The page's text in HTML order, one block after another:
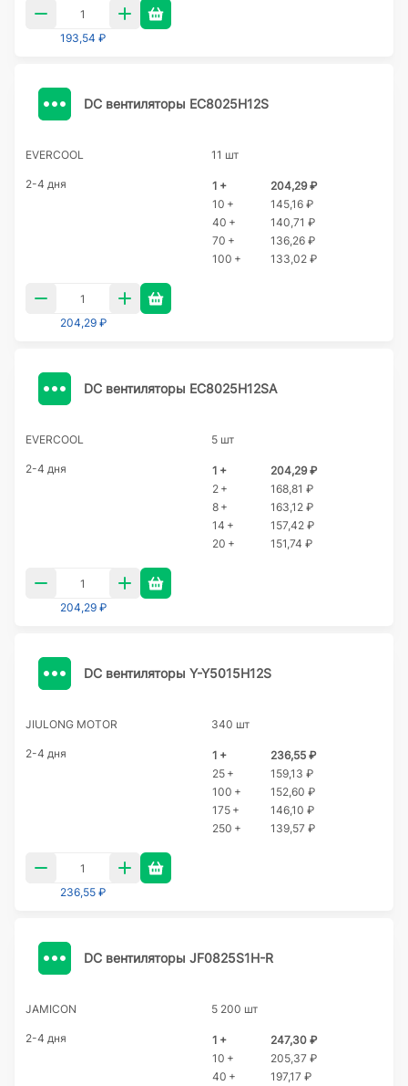
193,54 ₽
DC вентиляторы EC8025H12S
EVERCOOL 11 шт
2-4 дня 1 +
204,29 ₽
10 +
145,16 ₽
40 +
140,71 ₽
70 +
136,26 ₽
100 +
133,02 ₽
204,29 ₽
DC вентиляторы EC8025H12SA
EVERCOOL 5 шт
2-4 дня 1 +
204,29 ₽
2 +
168,81 ₽
8 +
163,12 ₽
14 +
157,42 ₽
20 +
151,74 ₽
204,29 ₽
DC вентиляторы Y-Y5015H12S
JIULONG MOTOR 340 шт
2-4 дня 1 +
236,55 ₽
25 +
159,13 ₽
100 +
152,60 ₽
175 +
146,10 ₽
250 +
139,57 ₽
236,55 ₽
DC вентиляторы JF0825S1H-R
JAMICON 5 200 шт
2-4 дня 1 +
247,30 ₽
10 +
205,37 ₽
40 +
197,17 ₽